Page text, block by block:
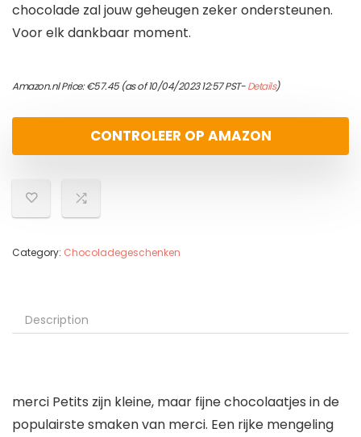
chocolade zal jouw geheugen zeker ondersteunen.
Voor elk dankbaar moment.
Amazon.nl Price:€57.45(as of 10/04/2023 12:57 PST-Details)
CONTROLEER OP AMAZON
Category: Chocoladegeschenken
Description
merci Petits zijn kleine, maar fijne chocolaatjes in de
populairste smaken van merci. Een rijke mengeling